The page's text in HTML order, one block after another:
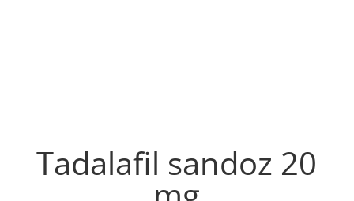
Tadalafil sandoz 20